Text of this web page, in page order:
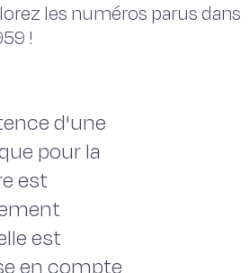
les numéros parus dans
!
d'une
pour la
est
est